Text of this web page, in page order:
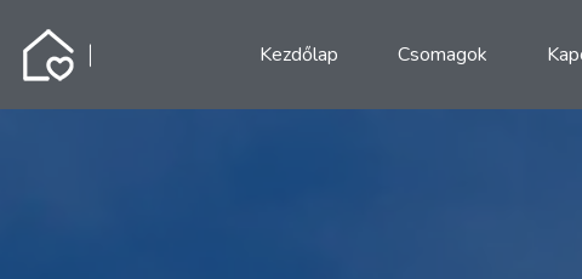
Kezdőlap Csomagok